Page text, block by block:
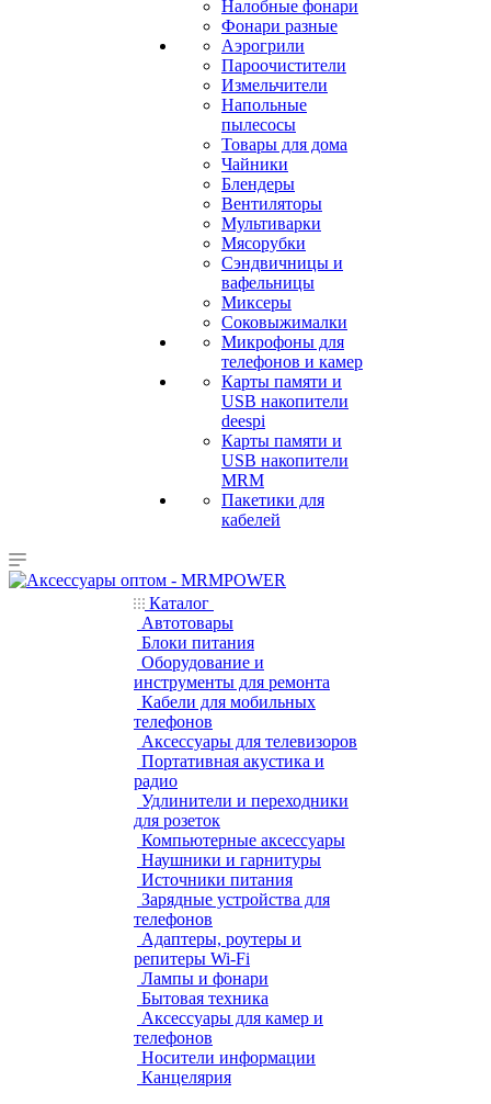
Налобные фонари
Фонари разные
Аэрогрили
Пароочистители
Измельчители
Напольные
пылесосы
Товары для дома
Чайники
Блендеры
Вентиляторы
Мультиварки
Мясорубки
Сэндвичницы и
вафельницы
Миксеры
Соковыжималки
Микрофоны для
телефонов и камер
Карты памяти и
USB накопители
deespi
Карты памяти и
USB накопители
MRM
Пакетики для
кабелей
Каталог
Автотовары
Блоки питания
Оборудование и
инструменты для ремонта
Кабели для мобильных
телефонов
Аксессуары для телевизоров
Портативная акустика и
радио
Удлинители и переходники
для розеток
Компьютерные аксессуары
Наушники и гарнитуры
Источники питания
Зарядные устройства для
телефонов
Адаптеры, роутеры и
репитеры Wi-Fi
Лампы и фонари
Бытовая техника
Аксессуары для камер и
телефонов
Носители информации
Канцелярия